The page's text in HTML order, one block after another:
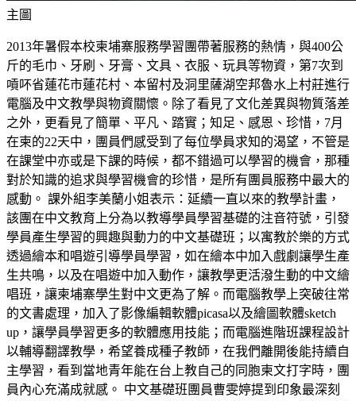
主圖
2013年暑假本校柬埔寨服務學習團帶著服務的熱情，與400公
斤的毛巾、牙刷、牙膏、文具、衣服、玩具等物資，第7次到
嗊吥省蓮花市蓮花村、本留村及洞里薩湖空邦魯水上村莊進行
電腦及中文教學與物資關懷。除了看見了文化差異與物質落差
之外，更看見了簡單、平凡、踏實；知足、感恩、珍惜，7月
在柬的22天中，團員們感受到了每位學員求知的渴望，不管是
在課堂中亦或是下課的時候，都不錯過可以學習的機會，那種
對於知識的追求與學習機會的珍惜，是所有團員服務中最大的
感動。 課外組李美蘭小姐表示：延續一直以來的教學計畫，
該團在中文教育上分為以教導學員學習基礎的注音符號，引發
學員產生學習的興趣與動力的中文基礎班；以寓教於樂的方式
透過繪本和唱遊引導學員學習，如在繪本中加入戲劇讓學生產
生共鳴，以及在唱遊中加入動作，讓教學更活潑生動的中文繪
唱班，讓柬埔寨學生對中文更為了解。而電腦教學上突破往常
的文書處理，加入了影像編輯軟體picasa以及繪圖軟體sketch
up，讓學員學習更多的軟體應用技能；而電腦進階班課程設計
以輔導翻譯教學，希望養成種子教師，在我們離開後能持續自
主學習，看到當地青年能在台上教自己的同胞柬文打字時，團
員內心充滿成就感。 中文基礎班團員曹雯婷提到印象最深刻